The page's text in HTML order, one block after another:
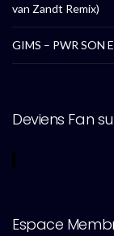
van Zandt Remix)
GIMS – PWR SON
Deviens Fan
Espace